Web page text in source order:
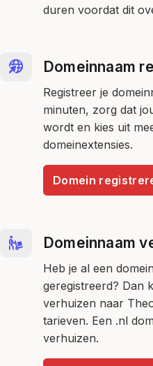
duren voordat dit
Domeinnaam
Registreer je
minuten, zorg dat
wordt en kies uit
domeinextensies.
Domein
Domeinnaam
Heb je al een
geregistreerd? Dan
verhuizen naar
tarieven. Een .nl
verhuizen.